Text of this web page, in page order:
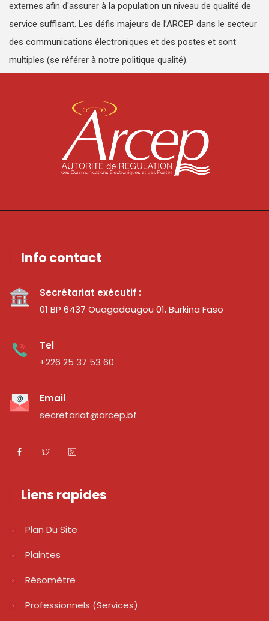
externes afin d'assurer à la population un niveau de qualité de
service suffisant. Les défis majeurs de l’ARCEP dans le secteur
des communications électroniques et des postes et sont
multiples (se référer à notre politique qualité).
Info contact
Secrétariat exécutif :
01 BP 6437 Ouagadougou 01, Burkina Faso
Tel
+226 25 37 53 60
Email
secretariat@arcep.bf
Liens rapides
Plan Du Site
Plaintes
Résomètre
Professionnels (services)